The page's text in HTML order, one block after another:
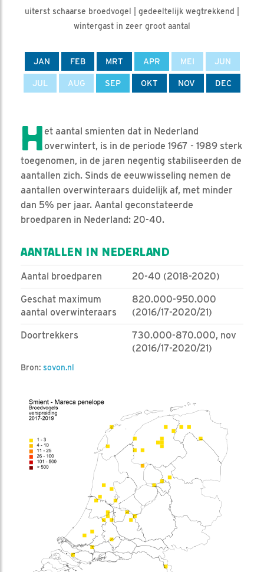
uiterst schaarse broedvogel | gedeeltelijk wegtrekkend |
wintergast in zeer groot aantal
JAN FEB MRT APR MEI JUN
JUL AUG SEP OKT NOV DEC
Het aantal smienten dat in Nederland
overwintert, is in de periode 1967 - 1989 sterk
toegenomen, in de jaren negentig stabiliseerden de
aantallen zich. Sinds de eeuwwisseling nemen de
aantallen overwinteraars duidelijk af, met minder
dan 5% per jaar. Aantal geconstateerde
broedparen in Nederland: 20-40.
AANTALLEN IN NEDERLAND
Aantal broedparen 20-40 (2018-2020)
Geschat maximum
aantal overwinteraars
820.000-950.000
(2016/17-2020/21)
Doortrekkers
730.000-870.000, nov
(2016/17-2020/21)
Bron: sovon.nl